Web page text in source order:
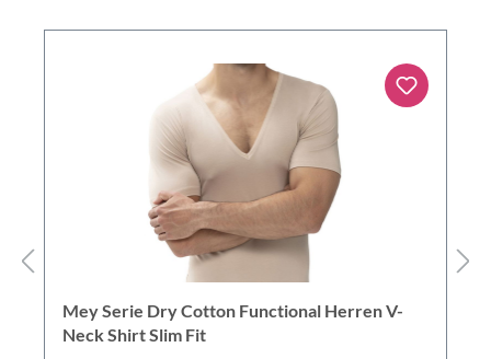
Mey Serie Dry Cotton Functional Herren V-
Neck Shirt Slim Fit